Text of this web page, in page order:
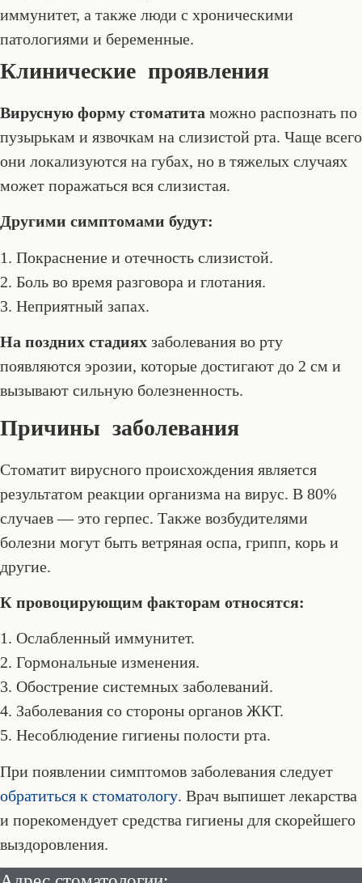
иммунитет, а также люди с хроническими
патологиями и беременные.
Клинические проявления
Вирусную форму стоматита можно распознать по
пузырькам и язвочкам на слизистой рта. Чаще всего
они локализуются на губах, но в тяжелых случаях
может поражаться вся слизистая.
Другими симптомами будут:
1. Покраснение и отечность слизистой.
2. Боль во время разговора и глотания.
3. Неприятный запах.
На поздних стадиях заболевания во рту
появляются эрозии, которые достигают до 2 см и
вызывают сильную болезненность.
Причины заболевания
Стоматит вирусного происхождения является
результатом реакции организма на вирус. В 80%
случаев — это герпес. Также возбудителями
болезни могут быть ветряная оспа, грипп, корь и
другие.
К провоцирующим факторам относятся:
1. Ослабленный иммунитет.
2. Гормональные изменения.
3. Обострение системных заболеваний.
4. Заболевания со стороны органов ЖКТ.
5. Несоблюдение гигиены полости рта.
При появлении симптомов заболевания следует
обратиться к стоматологу. Врач выпишет лекарства
и порекомендует средства гигиены для скорейшего
выздоровления.